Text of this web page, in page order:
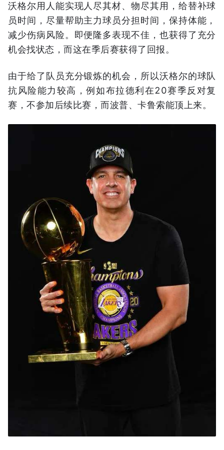
沃格尔用人能实现人尽其材、物尽其用，给替补球
员时间，尽量帮助主力球员分担时间，保持体能，
减少伤病风险。即便隆多表现不佳，也获得了充分
机会找状态，而这在季后赛获得了回报。
由于给了队员充分锻炼的机会，所以沃格尔的球队
抗风险能力较高，例如布拉德利在20赛季反对复
赛，不参加后续比赛，而波普、卡鲁索能顶上来。